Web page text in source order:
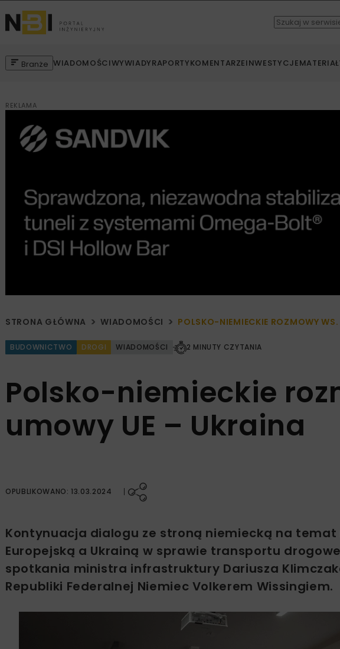
Branże WIADOMOŚCIWYWIADYRAPORTYKOMENTARZEINWESTYCJE
REKLAMA
STRONA GŁÓWNA WIADOMOŚCI POLSKO-NIEMIECKIE ROZMOWY
BUDOWNICTWO DROGI WIADOMOŚCI 2 MINUTY CZYTANIA
Polsko-niemieckie
umowy UE – Ukraina
OPUBLIKOWANO: 13.03.2024
Kontynuacja dialogu ze stroną niemiecką na temat
Europejską a Ukrainą w sprawie transportu
spotkania ministra infrastruktury Dariusza
Republiki Federalnej Niemiec Volkerem Wissingiem.